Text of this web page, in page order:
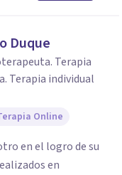
Duque
Terapia
Terapia individual
Online
en el logro de su